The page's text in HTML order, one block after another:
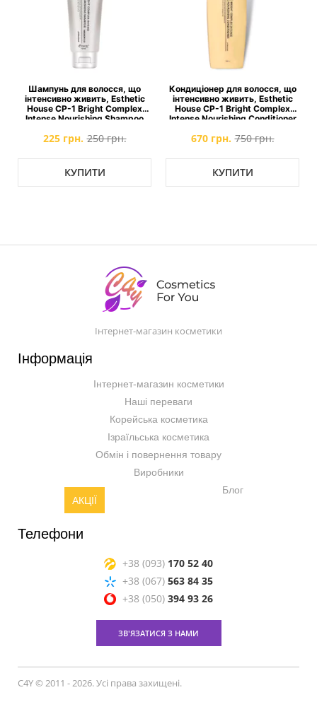
Шампунь для волосся, що
інтенсивно живить, Esthetic
House CP-1 Bright Complex
Intense Nourishing Shampoo
225 грн. 250 грн.
КУПИТИ
Кондиціонер для волосся, що
інтенсивно живить, Esthetic
House CP-1 Bright Complex
Intense Nourishing Conditioner
670 грн. 750 грн.
КУПИТИ
Інтернет-магазин косметики
Інформація
Інтернет-магазин косметики
Наші переваги
Корейська косметика
Ізраїльська косметика
Обмін і повернення товару
Виробники
АКЦІЇ
Блог
Телефони
+38 (093) 170 52 40
+38 (067) 563 84 35
+38 (050) 394 93 26
ЗВ'ЯЗАТИСЯ З НАМИ
C4Y © 2011 - 2026. Усі права захищені.